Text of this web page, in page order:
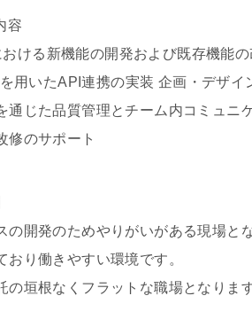
容
ける新機能の開発および既存機能の
用いたAPI連携の実装 企画・デザ
通じた品質管理とチーム内コミュ
修のサポート
の開発のためやりがいがある現場と
おり働きやすい環境です。
の垣根なくフラットな職場となります